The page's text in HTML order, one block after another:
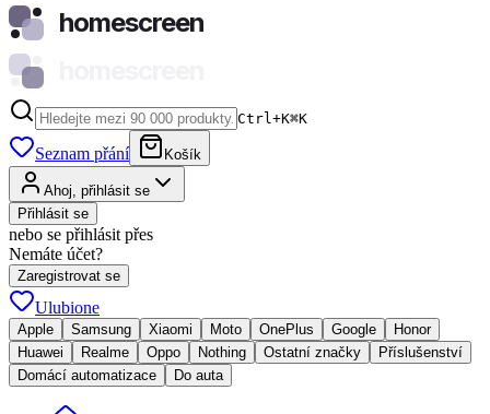
homescreen
Ctrl+K⌘K
Seznam přání Košík
Ahoj, přihlásit se
Přihlásit se
nebo se přihlásit přes
Nemáte účet?
Zaregistrovat se
Ulubione
Apple Samsung Xiaomi Moto OnePlus Google
Honor
Huawei
Realme Oppo Nothing Ostatní značky
Příslušenství
Domácí automatizace
Do auta